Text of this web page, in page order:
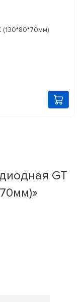
(130*80*70мм)
GT